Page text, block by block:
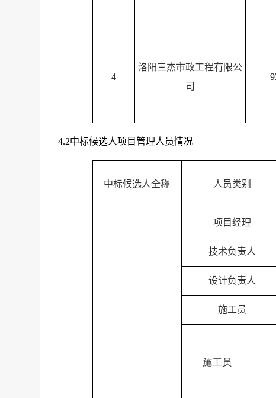
4
洛阳三杰市政工程有限公
司
4.2中标候选人项目管理人员情况
中标候选人全称 人员类别
项目经理
技术负责人
设计负责人
施工员
施工员